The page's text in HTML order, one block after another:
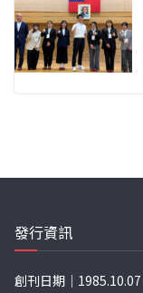
發行資訊
創刊日期｜1985.10.07